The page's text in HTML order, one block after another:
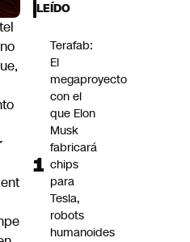
LEÍDO
Terafab:
El
megaproyecto
con el
que Elon
Musk
fabricará
chips
para
Tesla,
robots
humanoides